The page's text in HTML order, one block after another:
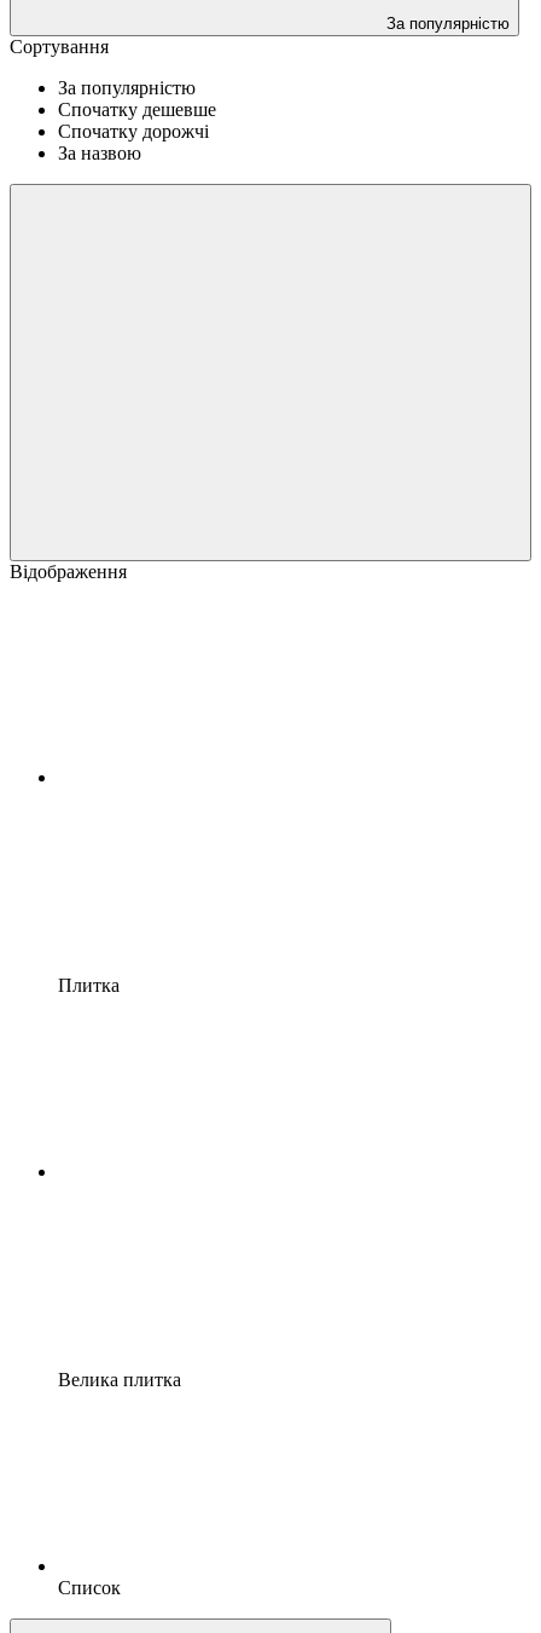
За популярністю
Сортування
За популярністю
Спочатку дешевше
Спочатку дорожчі
За назвою
Відображення
Плитка
Велика плитка
Список